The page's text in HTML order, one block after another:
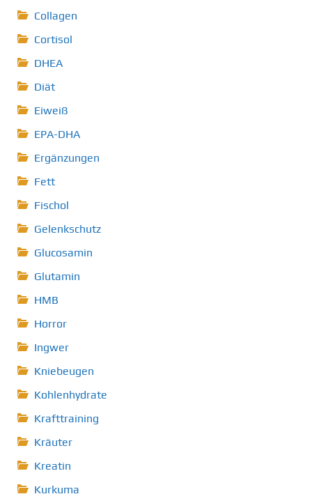
Collagen
Cortisol
DHEA
Diät
Eiweiß
EPA-DHA
Ergänzungen
Fett
Fischol
Gelenkschutz
Glucosamin
Glutamin
HMB
Horror
Ingwer
Kniebeugen
Kohlenhydrate
Krafttraining
Kräuter
Kreatin
Kurkuma